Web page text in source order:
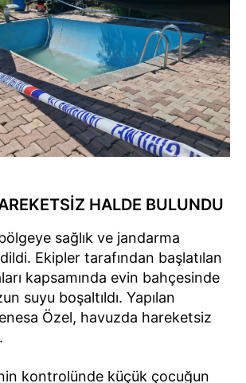
HALDE BULUNDU
sağlık ve jandarma
Ekipler tarafından başlatılan
kapsamında evin bahçesinde
suyu boşaltıldı. Yapılan
Özel, havuzda hareketsiz
kontrolünde küçük çocuğun